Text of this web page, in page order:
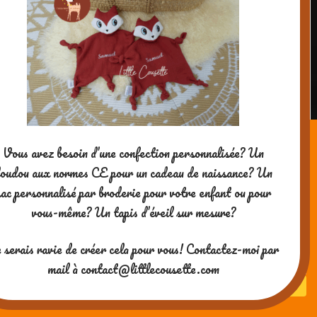
vocabulaire lié aux oiseaux.
Puis, vous apprendrez plein de choses sur
les plumes: à quoi ça sert, les différentes
sortes de plumes…
Vous avez besoin d’une confection personnalisée? Un
aux normes CE pour un cadeau de naissance? Un
personnalisé par broderie pour votre enfant ou pour
vous-même? Un tapis d’éveil sur mesure?
ravie de créer cela pour vous! Contactez-moi par
mail à contact@littlecousette.com